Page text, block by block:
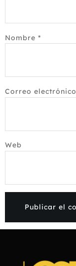
Nombre *
Correo electrónico
Web